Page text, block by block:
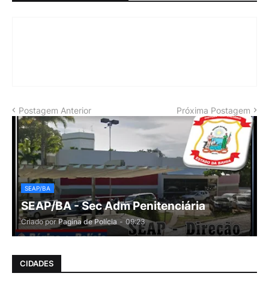
Postagem Anterior Próxima Postagem
SEAP/BA
SEAP/BA - Sec Adm Penitenciária
Criado por Pagina de Polícia - 09:23
CIDADES